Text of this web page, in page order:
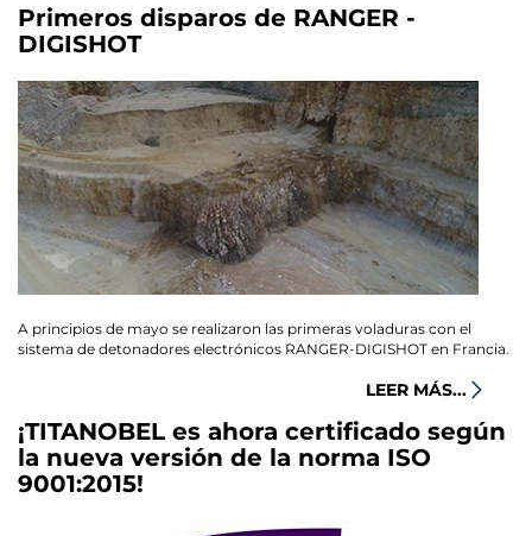
Primeros disparos de RANGER -
DIGISHOT
A principios de mayo se realizaron las primeras voladuras con el
sistema de detonadores electrónicos RANGER-DIGISHOT en Francia.
LEER MÁS...
¡TITANOBEL es ahora certificado según
la nueva versión de la norma ISO
9001:2015!